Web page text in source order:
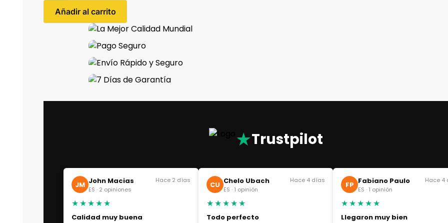
Añadir al carrito
★Trustpilot
JM John Macias
ES · 2 opiniones
Hace 2 días
★★★★★
Calidad muy buena
CU Chelo Ubach
ES · 1 opinión
Hace 4 días
★★★★★
Todo perfecto
FP Fabiano Paulo
ES · 1 opinión
Hace 4
★★★★★
Llegaron muy bien